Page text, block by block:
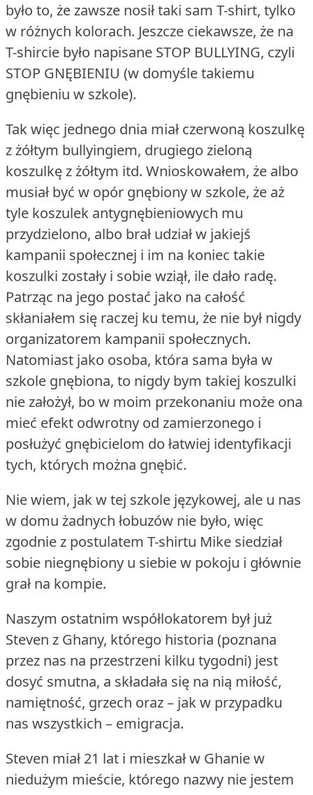
było to, że zawsze nosił taki sam T-shirt, tylko
w różnych kolorach. Jeszcze ciekawsze, że na
T-shircie było napisane STOP BULLYING, czyli
STOP GNĘBIENIU (w domyśle takiemu
gnębieniu w szkole).
Tak więc jednego dnia miał czerwoną koszulkę
z żółtym bullyingiem, drugiego zieloną
koszulkę z żółtym itd. Wnioskowałem, że albo
musiał być w opór gnębiony w szkole, że aż
tyle koszulek antygnębieniowych mu
przydzielono, albo brał udział w jakiejś
kampanii społecznej i im na koniec takie
koszulki zostały i sobie wziął, ile dało radę.
Patrząc na jego postać jako na całość
skłaniałem się raczej ku temu, że nie był nigdy
organizatorem kampanii społecznych.
Natomiast jako osoba, która sama była w
szkole gnębiona, to nigdy bym takiej koszulki
nie założył, bo w moim przekonaniu może ona
mieć efekt odwrotny od zamierzonego i
posłużyć gnębicielom do łatwiej identyfikacji
tych, których można gnębić.
Nie wiem, jak w tej szkole językowej, ale u nas
w domu żadnych łobuzów nie było, więc
zgodnie z postulatem T-shirtu Mike siedział
sobie niegnębiony u siebie w pokoju i głównie
grał na kompie.
Naszym ostatnim współlokatorem był już
Steven z Ghany, którego historia (poznana
przez nas na przestrzeni kilku tygodni) jest
dosyć smutna, a składała się na nią miłość,
namiętność, grzech oraz – jak w przypadku
nas wszystkich – emigracja.
Steven miał 21 lat i mieszkał w Ghanie w
niedużym mieście, którego nazwy nie jestem